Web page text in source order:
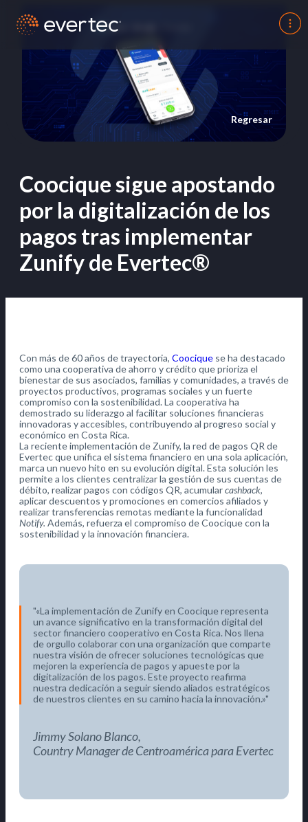
Regresar
Coocique sigue apostando
por la digitalización de los
pagos tras implementar
Zunify de Evertec®
Con más de 60 años de trayectoria, Coocique se ha destacado
como una cooperativa de ahorro y crédito que prioriza el
bienestar de sus asociados, familias y comunidades, a través de
proyectos productivos, programas sociales y un fuerte
compromiso con la sostenibilidad. La cooperativa ha
demostrado su liderazgo al facilitar soluciones financieras
innovadoras y accesibles, contribuyendo al progreso social y
económico en Costa Rica.
La reciente implementación de Zunify, la red de pagos QR de
Evertec que unifica el sistema financiero en una sola aplicación,
marca un nuevo hito en su evolución digital. Esta solución les
permite a los clientes centralizar la gestión de sus cuentas de
débito, realizar pagos con códigos QR, acumularcashback,
aplicar descuentos y promociones en comercios afiliados y
realizar transferencias remotas mediante la funcionalidad
Notify. Además, refuerza el compromiso de Coocique con la
sostenibilidad y la innovación financiera.
«La implementación de Zunify en Coocique representa
un avance significativo en la transformación digital del
sector financiero cooperativo en Costa Rica. Nos llena
de orgullo colaborar con una organización que comparte
nuestra visión de ofrecer soluciones tecnológicas que
mejoren la experiencia de pagos y apueste por la
digitalización de los pagos. Este proyecto reafirma
nuestra dedicación a seguir siendo aliados estratégicos
de nuestros clientes en su camino hacia la innovación.»
Jimmy Solano Blanco,
Country Manager de Centroamérica para Evertec